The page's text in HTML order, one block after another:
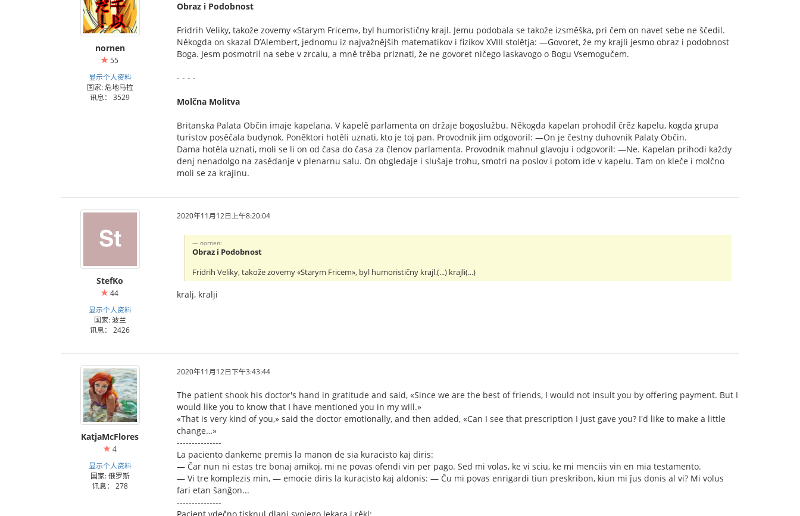
nornen
55
显示个人资料
国家: 危地马拉
讯息： 3529
Obraz i Podobnost
Fridrih Veliky, takože zovemy «Starym Fricem», byl humorističny krajl. Jemu podobala se takože izsměška, pri čem on navet sebe ne ščedil.
Někogda on skazal D’Alembert, jednomu iz najvažnějših matematikov i fizikov XVIII stolětja: —Govoret, že my krajli jesmo obraz i podobnost
Boga. Jesm posmotril na sebe v zrcalu, a mně trěba priznati, že ne govoret ničego laskavogo o Bogu Vsemogučem.
- - - -
Molčna Molitva
Britanska Palata Občin imaje kapelana. V kapelě parlamenta on držaje bogoslužbu. Někogda kapelan prohodil črěz kapelu, kogda grupa
turistov posěčala budynok. Poněktori hotěli uznati, kto je toj pan. Provodnik jim odgovoril: —On je čestny duhovnik Palaty Občin.
Dama hotěla uznati, moli se li on od časa do časa za členov parlamenta. Provodnik mahnul glavoju i odgovoril: —Ne. Kapelan prihodi každy
denj nenadolgo na zasědanje v plenarnu salu. On obgledaje i slušaje trohu, smotri na poslov i potom ide v kapelu. Tam on kleče i molčno
moli se za krajinu.
StefKo
44
显示个人资料
国家: 波兰
讯息： 2426
2020年11月12日上午8:20:04
nornen:
Obraz i Podobnost
Fridrih Veliky, takože zovemy «Starym Fricem», byl humorističny krajl.(...) krajli(...)
kralj, kralji
KatjaMcFlores
4
显示个人资料
国家: 俄罗斯
讯息： 278
2020年11月12日下午3:43:44
The patient shook his doctor's hand in gratitude and said, «Since we are the best of friends, I would not insult you by offering payment. But I
would like you to know that I have mentioned you in my will.»
«That is very kind of you,» said the doctor emotionally, and then added, «Can I see that prescription I just gave you? I'd like to make a little
change…»
---------------
La paciento dankeme premis la manon de sia kuracisto kaj diris:
— Ĉar nun ni estas tre bonaj amikoj, mi ne povas ofendi vin per pago. Sed mi volas, ke vi sciu, ke mi menciis vin en mia testamento.
— Vi tre komplezis min, — emocie diris la kuracisto kaj aldonis: — Ĉu mi povas enrigardi tiun preskribon, kiun mi ĵus donis al vi? Mi volus
fari etan ŝanĝon...
---------------